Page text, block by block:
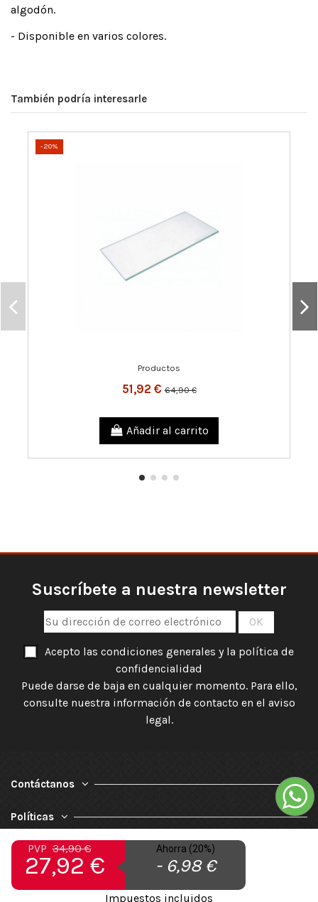
PVP34,90 €
27,92 €
Ahorra (20%)
- 6,98 €
Impuestos incluidos
algodón.
- Disponible en varios colores.
También podría interesarle
-20%
Productos
51,92 €64,90 €
Añadir al carrito
Suscríbete a nuestra newsletter
Acepto las condiciones generales y la política de
confidencialidad
Puede darse de baja en cualquier momento. Para ello,
consulte nuestra información de contacto en el aviso
legal.
Contáctanos
Políticas
Nuestra Empresa